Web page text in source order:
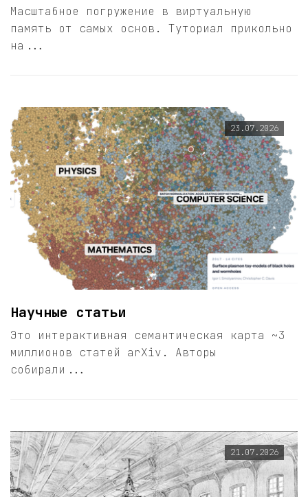
Масштабное погружение в виртуальную
память от самых основ. Туториал прикольно
на...
23.07.2026
Научные статьи
Это интерактивная семантическая карта ~3
миллионов статей arXiv. Авторы
собирали...
21.07.2026